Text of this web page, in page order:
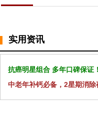
实用资讯
抗癌明星组合 多年口碑保证
中老年补钙必备，2星期消